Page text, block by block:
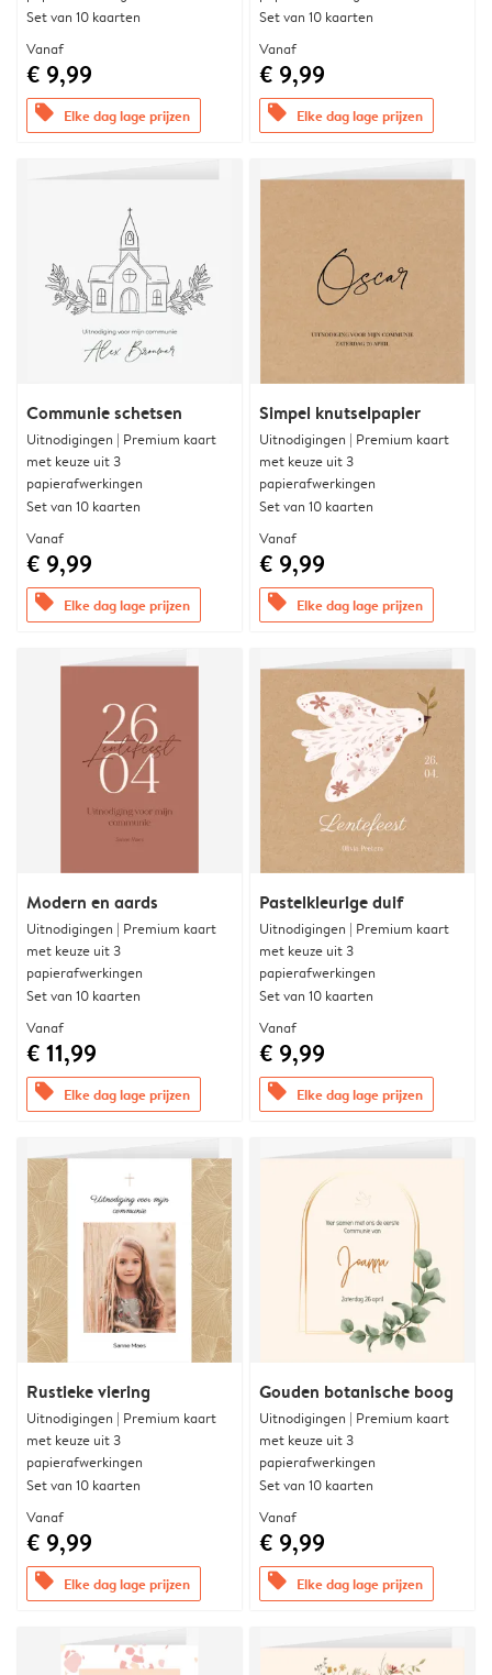
Set van 10 kaarten
Vanaf
€ 9,99
offers Elke dag lage prijzen
Set van 10 kaarten
Vanaf
€ 9,99
offers Elke dag lage prijzen
Communie schetsen
Uitnodigingen | Premium kaart
met keuze uit 3
papierafwerkingen
Set van 10 kaarten
Vanaf
€ 9,99
offers Elke dag lage prijzen
Simpel knutselpapier
Uitnodigingen | Premium kaart
met keuze uit 3
papierafwerkingen
Set van 10 kaarten
Vanaf
€ 9,99
offers Elke dag lage prijzen
Modern en aards
Uitnodigingen | Premium kaart
met keuze uit 3
papierafwerkingen
Set van 10 kaarten
Vanaf
€ 11,99
offers Elke dag lage prijzen
Pastelkleurige duif
Uitnodigingen | Premium kaart
met keuze uit 3
papierafwerkingen
Set van 10 kaarten
Vanaf
€ 9,99
offers Elke dag lage prijzen
Rustieke viering
Uitnodigingen | Premium kaart
met keuze uit 3
papierafwerkingen
Set van 10 kaarten
Vanaf
€ 9,99
offers Elke dag lage prijzen
Gouden botanische boog
Uitnodigingen | Premium kaart
met keuze uit 3
papierafwerkingen
Set van 10 kaarten
Vanaf
€ 9,99
offers Elke dag lage prijzen